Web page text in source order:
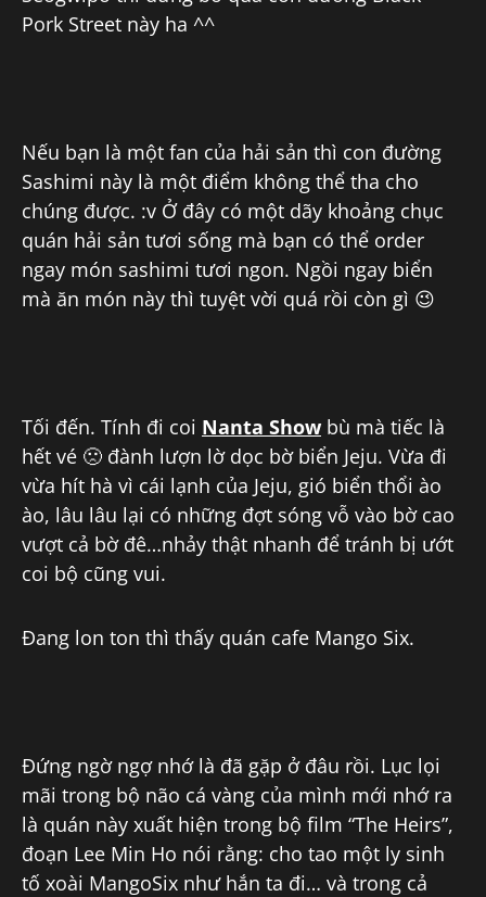
Pork Street này ha ^^
Nếu bạn là một fan của hải sản thì con đường
Sashimi này là một điểm không thể tha cho
chúng được. :v Ở đây có một dãy khoảng chục
quán hải sản tươi sống mà bạn có thể order
ngay món sashimi tươi ngon. Ngồi ngay biển
mà ăn món này thì tuyệt vời quá rồi còn gì 😉
Tối đến. Tính đi coi Nanta Show bù mà tiếc là
hết vé 🙁 đành lượn lờ dọc bờ biển Jeju. Vừa đi
vừa hít hà vì cái lạnh của Jeju, gió biển thổi ào
ào, lâu lâu lại có những đợt sóng vỗ vào bờ cao
vượt cả bờ đê…nhảy thật nhanh để tránh bị ướt
coi bộ cũng vui.
Đang lon ton thì thấy quán cafe Mango Six.
Đứng ngờ ngợ nhớ là đã gặp ở đâu rồi. Lục lọi
mãi trong bộ não cá vàng của mình mới nhớ ra
là quán này xuất hiện trong bộ film “The Heirs”,
đoạn Lee Min Ho nói rằng: cho tao một ly sinh
tố xoài MangoSix như hắn ta đi… và trong cả